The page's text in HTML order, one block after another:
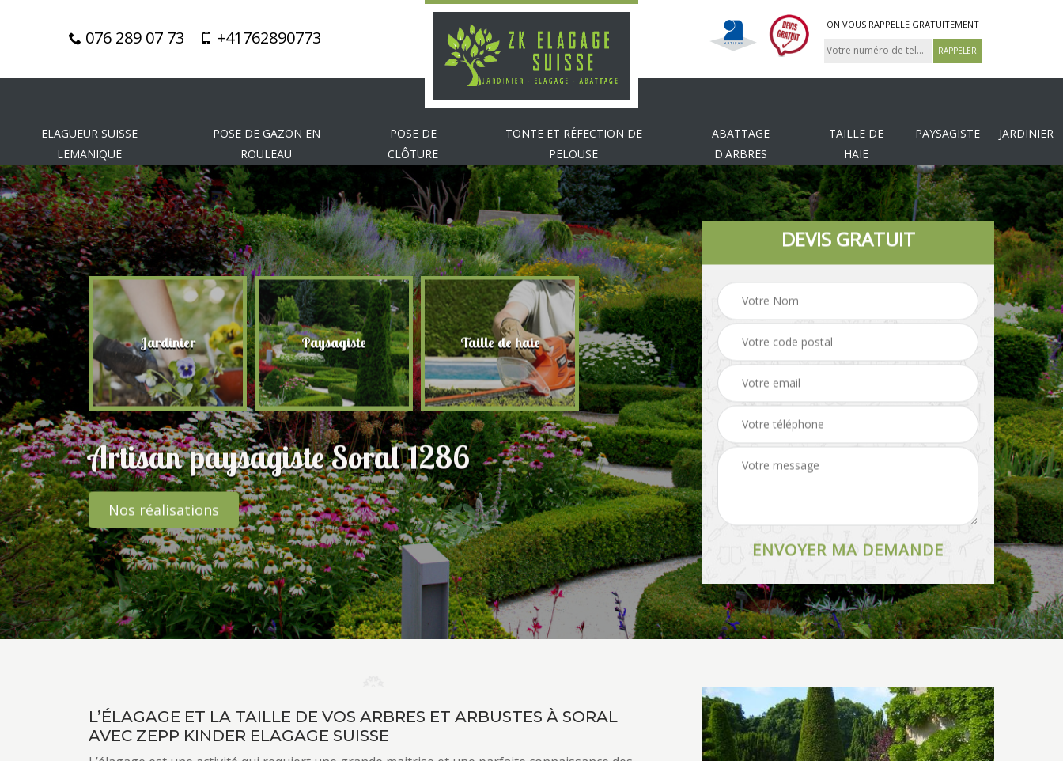
076 289 07 73 +41762890773
ON VOUS RAPPELLE GRATUITEMENT
ELAGUEUR SUISSE
LEMANIQUE
POSE DE GAZON EN
ROULEAU
POSE DE
CLÔTURE
TONTE ET RÉFECTION DE
PELOUSE
ABATTAGE
D'ARBRES
TAILLE DE
HAIE
PAYSAGISTE JARDINIER
Jardinier Paysagiste Taille de haie Abattage d'arbres Tonte et réfection de
pelouse Pose de clôture
Artisan paysagiste Soral 1286
Nos réalisations
DEVIS GRATUIT
L’ÉLAGAGE ET LA TAILLE DE VOS ARBRES ET ARBUSTES À SORAL
AVEC ZEPP KINDER ELAGAGE SUISSE